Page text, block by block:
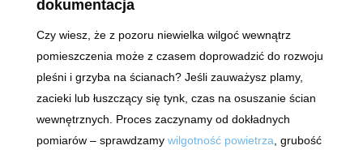
dokumentacja
Czy wiesz, że z pozoru niewielka wilgoć wewnątrz
pomieszczenia może z czasem doprowadzić do rozwoju
pleśni i grzyba na ścianach? Jeśli zauważysz plamy,
zacieki lub łuszczący się tynk, czas na osuszanie ścian
wewnętrznych. Proces zaczynamy od dokładnych
pomiarów – sprawdzamy wilgotność powietrza , grubość